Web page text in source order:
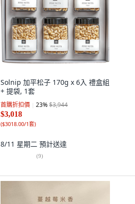
Solnip 加平松子 170g x 6入 禮盒組
+ 提袋, 1套
首購折扣價 23%$3,944
$3,018
($3018.00/1套)
8/11 星期二 預計送達
(9)